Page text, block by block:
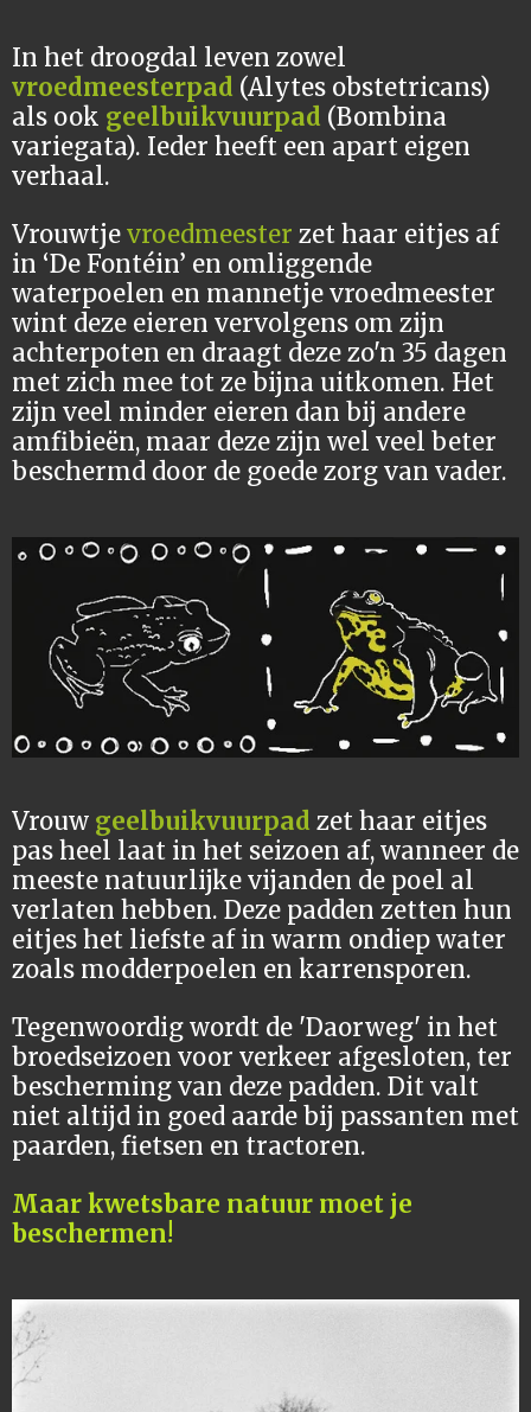
In het droogdal leven zowel
vroedmeesterpad (Alytes obstetricans)
als ook geelbuikvuurpad (Bombina
variegata). Ieder heeft een apart eigen
verhaal.
Vrouwtjevroedmeester zet haar eitjes af
in ‘De Fontéin’ en omliggende
waterpoelen en mannetje vroedmeester
wint deze eieren vervolgens om zijn
achterpoten en draagt deze zo'n 35 dagen
met zich mee tot ze bijna uitkomen. Het
zijn veel minder eieren dan bij andere
amfibieën, maar deze zijn wel veel beter
beschermd door de goede zorg van vader.
Vrouw geelbuikvuurpad zet haar eitjes
pas heel laat in het seizoen af, wanneer de
meeste natuurlijke vijanden de poel al
verlaten hebben. Deze padden zetten hun
eitjes het liefste af in warm ondiep water
zoals modderpoelen en karrensporen.
Tegenwoordig wordt de 'Daorweg' in het
broedseizoen voor verkeer afgesloten, ter
bescherming van deze padden. Dit valt
niet altijd in goed aarde bij passanten met
paarden, fietsen en tractoren.
Maar kwetsbare natuur moet je
beschermen!